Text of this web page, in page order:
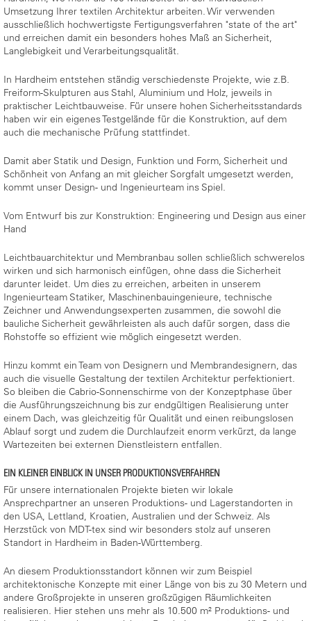
Umsetzung Ihrer textilen Architektur arbeiten. Wir verwenden
ausschließlich hochwertigste Fertigungsverfahren "state of the art"
und erreichen damit ein besonders hohes Maß an Sicherheit,
Langlebigkeit und Verarbeitungsqualität.
In Hardheim entstehen ständig verschiedenste Projekte, wie z.B.
Freiform-Skulpturen aus Stahl, Aluminium und Holz, jeweils in
praktischer Leichtbauweise. Für unsere hohen Sicherheitsstandards
haben wir ein eigenes Testgelände für die Konstruktion, auf dem
auch die mechanische Prüfung stattfindet.
Damit aber Statik und Design, Funktion und Form, Sicherheit und
Schönheit von Anfang an mit gleicher Sorgfalt umgesetzt werden,
kommt unser Design- und Ingenieurteam ins Spiel.
Vom Entwurf bis zur Konstruktion: Engineering und Design aus einer
Hand
Leichtbauarchitektur und Membranbau sollen schließlich schwerelos
wirken und sich harmonisch einfügen, ohne dass die Sicherheit
darunter leidet. Um dies zu erreichen, arbeiten in unserem
Ingenieurteam Statiker, Maschinenbauingenieure, technische
Zeichner und Anwendungsexperten zusammen, die sowohl die
bauliche Sicherheit gewährleisten als auch dafür sorgen, dass die
Rohstoffe so effizient wie möglich eingesetzt werden.
Hinzu kommt ein Team von Designern und Membrandesignern, das
auch die visuelle Gestaltung der textilen Architektur perfektioniert.
So bleiben die Cabrio-Sonnenschirme von der Konzeptphase über
die Ausführungszeichnung bis zur endgültigen Realisierung unter
einem Dach, was gleichzeitig für Qualität und einen reibungslosen
Ablauf sorgt und zudem die Durchlaufzeit enorm verkürzt, da lange
Wartezeiten bei externen Dienstleistern entfallen.
EIN KLEINER EINBLICK IN UNSER PRODUKTIONSVERFAHREN
Für unsere internationalen Projekte bieten wir lokale
Ansprechpartner an unseren Produktions- und Lagerstandorten in
den USA, Lettland, Kroatien, Australien und der Schweiz. Als
Herzstück von MDT-tex sind wir besonders stolz auf unseren
Standort in Hardheim in Baden-Württemberg.
An diesem Produktionsstandort können wir zum Beispiel
architektonische Konzepte mit einer Länge von bis zu 30 Metern und
andere Großprojekte in unseren großzügigen Räumlichkeiten
realisieren. Hier stehen uns mehr als 10.500 m² Produktions- und